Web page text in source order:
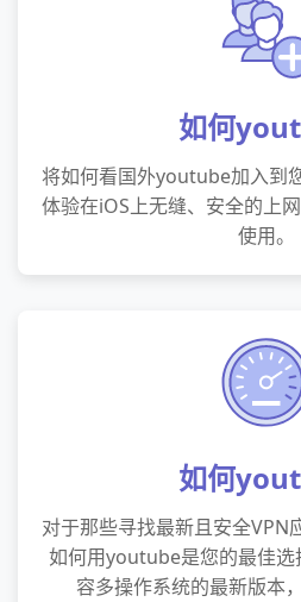
如何
将如何看国外youtube加入到
体验在iOS上无缝、安全的上
使用。
如何
对于那些寻找最新且安全VPN
如何用youtube是您的最佳选
容多操作系统的最新版本